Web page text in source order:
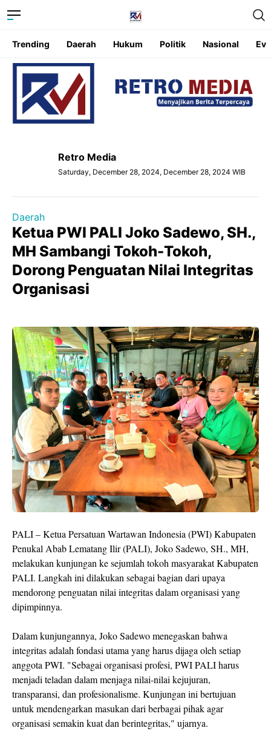
Trending Daerah Hukum Politik Nasional
Retro Media
Saturday, December 28, 2024, December 28, 2024 WIB
Daerah
Ketua PWI PALI Joko Sadewo, SH.,
MH Sambangi Tokoh-Tokoh,
Dorong Penguatan Nilai Integritas
Organisasi
PALI – Ketua Persatuan Wartawan Indonesia (PWI) Kabupaten
Penukal Abab Lematang Ilir (PALI), Joko Sadewo, SH., MH,
melakukan kunjungan ke sejumlah tokoh masyarakat Kabupaten
PALI. Langkah ini dilakukan sebagai bagian dari upaya
mendorong penguatan nilai integritas dalam organisasi yang
dipimpinnya.
Dalam kunjungannya, Joko Sadewo menegaskan bahwa
integritas adalah fondasi utama yang harus dijaga oleh setiap
anggota PWI. "Sebagai organisasi profesi, PWI PALI harus
menjadi teladan dalam menjaga nilai-nilai kejujuran,
transparansi, dan profesionalisme. Kunjungan ini bertujuan
untuk mendengarkan masukan dari berbagai pihak agar
organisasi semakin kuat dan berintegritas," ujarnya.